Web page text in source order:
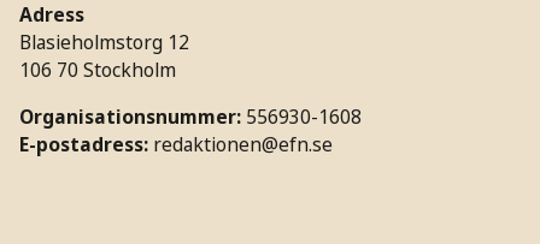
Adress
Blasieholmstorg 12
106 70 Stockholm
Organisationsnummer: 556930-1608
E-postadress: redaktionen@efn.se